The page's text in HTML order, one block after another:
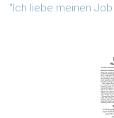
"Ich liebe meinen